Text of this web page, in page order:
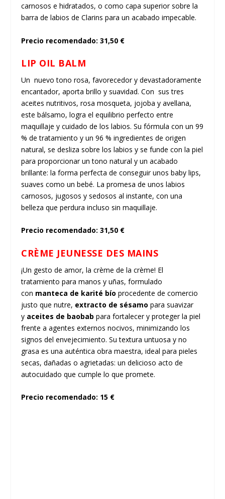
carnosos e hidratados, o como capa superior sobre la
barra de labios de Clarins para un acabado impecable.
Precio recomendado: 31,50 €
LIP OIL BALM
Un nuevo tono rosa, favorecedor y devastadoramente
encantador, aporta brillo y suavidad. Con sus tres
aceites nutritivos, rosa mosqueta, jojoba y avellana,
este bálsamo, logra el equilibrio perfecto entre
maquillaje y cuidado de los labios. Su fórmula con un 99
% de tratamiento y un 96 % ingredientes de origen
natural, se desliza sobre los labios y se funde con la piel
para proporcionar un tono natural y un acabado
brillante: la forma perfecta de conseguir unos baby lips,
suaves como un bebé. La promesa de unos labios
carnosos, jugosos y sedosos al instante, con una
belleza que perdura incluso sin maquillaje.
Precio recomendado: 31,50 €
CRÈME JEUNESSE DES MAINS
¡Un gesto de amor, la crème de la crème! El
tratamiento para manos y uñas, formulado
con manteca de karité bío procedente de comercio
justo que nutre, extracto de sésamo para suavizar
y aceites de baobab para fortalecer y proteger la piel
frente a agentes externos nocivos, minimizando los
signos del envejecimiento. Su textura untuosa y no
grasa es una auténtica obra maestra, ideal para pieles
secas, dañadas o agrietadas: un delicioso acto de
autocuidado que cumple lo que promete.
Precio recomendado: 15 €